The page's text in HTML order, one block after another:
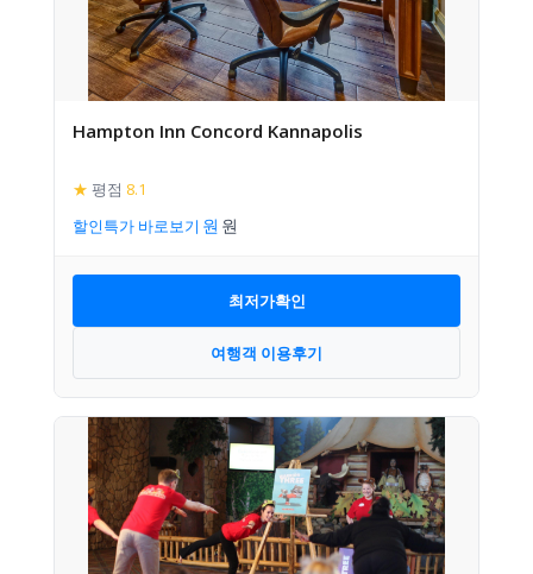
Hampton Inn Concord Kannapolis
★ 평점 8.1
할인특가 바로보기
최저가확인
여행객 이용후기